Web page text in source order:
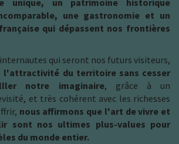
unique, un patrimoine historique
une gastronomie et un
qui dépassent nos frontières
qui seront nos futurs visiteurs,
l'attractivité du territoire sans cesser
notre imaginaire, grâce à un
et très cohérent avec les richesses
nous affirmons que l'art de vivre et
sont nos ultimes plus-values pour
du monde entier.